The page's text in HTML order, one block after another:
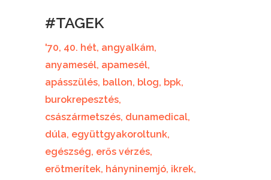
#TAGEK
'70 40. hét angyalkám
anyamesél apamesél
apásszülés ballon blog bpk
burokrepesztés
császármetszés dunamedical
dúla együttgyakoroltunk
egészség erős vérzés
erőtmerítek hányninemjó ikrek